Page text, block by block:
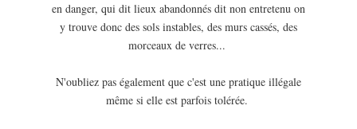
en danger, qui dit lieux abandonnés dit non entretenu on
y trouve donc des sols instables, des murs cassés, des
morceaux de verres...
N'oubliez pas également que c'est une pratique illégale
même si elle est parfois tolérée.